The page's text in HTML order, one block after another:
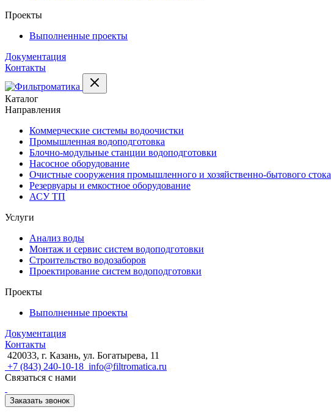
Проекты
Выполненные проекты
Документация
Контакты
Каталог
Направления
Коммерческие системы водоочистки
Промышленная водоподготовка
Блочно-модульные станции водоподготовки
Насосное оборудование
Очистные сооружения промышленного и хозяйственно-бытового стока
Резервуары и емкостное оборудование
АСУ ТП
Услуги
Анализ воды
Монтаж и сервис систем водоподготовки
Строительство водозаборов
Проектирование систем водоподготовки
Проекты
Выполненные проекты
Документация
Контакты
420033, г. Казань, ул. Богатырева, 11
+7 (843) 240-10-18 info@filtromatica.ru
Связаться с нами
Заказать звонок